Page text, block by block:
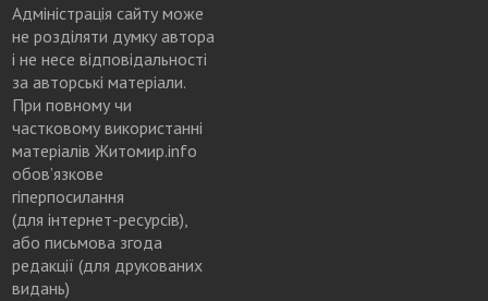
Адміністрація сайту може
не розділяти думку автора
і не несе відповідальності
за авторські матеріали.
При повному чи
частковому використанні
матеріалів Житомир.info
обов’язкове
гіперпосилання
(для інтернет-ресурсів),
або письмова згода
редакції (для друкованих
видань)